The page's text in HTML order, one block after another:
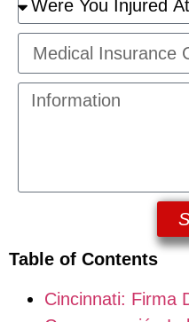
Table of Contents
Cincinnati: Firma